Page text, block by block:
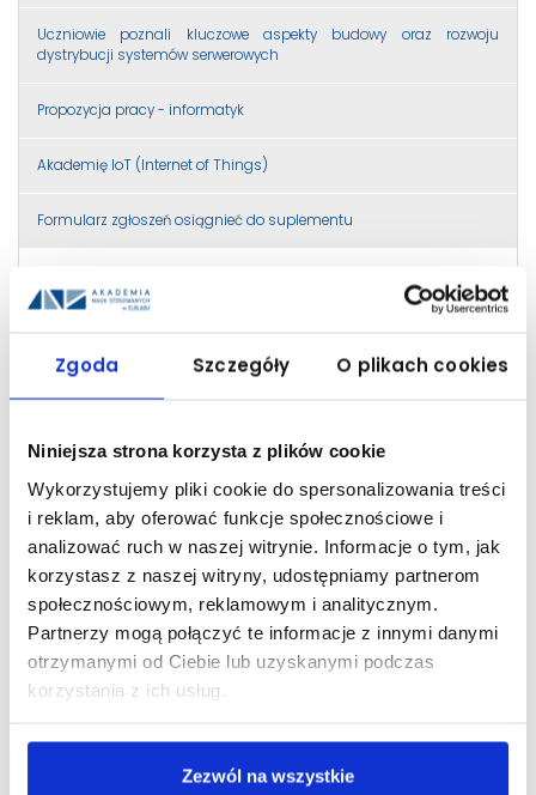
Zgoda Szczegóły O plikach cookies
Niniejsza strona korzysta z plików cookie
Wykorzystujemy pliki cookie do spersonalizowania treści
i reklam, aby oferować funkcje społecznościowe i
analizować ruch w naszej witrynie. Informacje o tym, jak
korzystasz z naszej witryny, udostępniamy partnerom
społecznościowym, reklamowym i analitycznym.
Partnerzy mogą połączyć te informacje z innymi danymi
otrzymanymi od Ciebie lub uzyskanymi podczas
korzystania z ich usług.
Zezwól na wszystkie
Uczniowie poznali kluczowe aspekty budowy oraz rozwoju
dystrybucji systemów serwerowych
Propozycja pracy - informatyk
Akademię IoT (Internet of Things)
Formularz zgłoszeń osiągnieć do suplementu
dodatkowe zajęcia z W-F
Konsultacje na semestr zimowy 2022/23
terminy zjazdów na semestr zimowy 2025/2026
Nieczynny Dziekanat
Wybór miejsca na odbycie praktyki studenckiej
tematy prac dyplomowych na rok akademicki 2022/2023
Egzamin komisyjny z Przetwarzaania równoległego i